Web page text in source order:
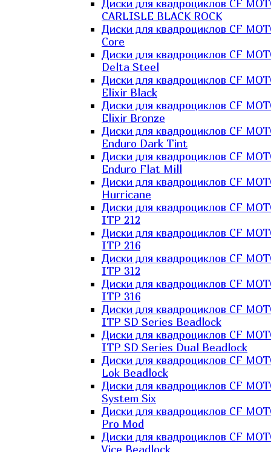
Диски для квадроциклов CF
CARLISLE BLACK ROCK
Диски для квадроциклов CF
Core
Диски для квадроциклов CF
Delta Steel
Диски для квадроциклов CF
Elixir Black
Диски для квадроциклов CF
Elixir Bronze
Диски для квадроциклов CF
Enduro Dark Tint
Диски для квадроциклов CF
Enduro Flat Mill
Диски для квадроциклов CF
Hurricane
Диски для квадроциклов CF
ITP 212
Диски для квадроциклов CF
ITP 216
Диски для квадроциклов CF
ITP 312
Диски для квадроциклов CF
ITP 316
Диски для квадроциклов CF
ITP SD Series Beadlock
Диски для квадроциклов CF
ITP SD Series Dual Beadlock
Диски для квадроциклов CF
Lok Beadlock
Диски для квадроциклов CF
System Six
Диски для квадроциклов CF
Pro Mod
Диски для квадроциклов CF
Vice Beadlock